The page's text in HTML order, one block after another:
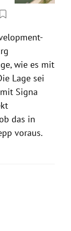
wie es mit
Lage sei
Signa
das in
voraus.